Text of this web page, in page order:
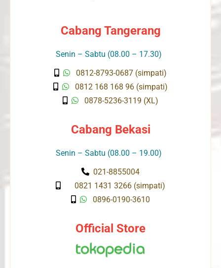
Cabang Tangerang
Senin – Sabtu (08.00 – 17.30)
0812-8793-0687 (simpati)
0812 168 168 96 (simpati)
0878-5236-3119 (XL)
Cabang Bekasi
Senin – Sabtu (08.00 – 19.00)
021-8855004
0821 1431 3266 (simpati)
0896-0190-3610
Official Store